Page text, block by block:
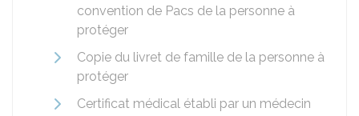
convention de Pacs de la personne à
protéger
Copie du livret de famille de la personne à
protéger
Certificat médical établi par un médecin